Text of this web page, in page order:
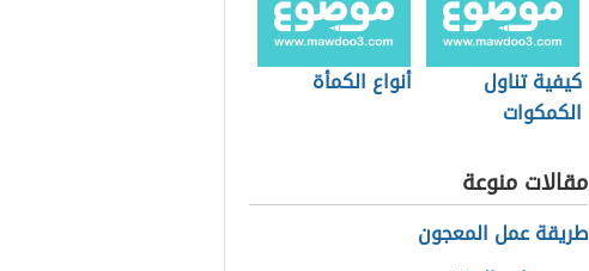
كيفية تناول
الكمكوات
أنواع الكمأة
مقالات منوعة
طريقة عمل المعجون